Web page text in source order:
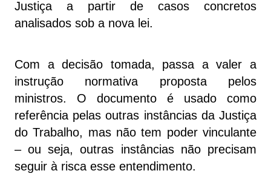
Justiça a partir de casos concretos
analisados sob a nova lei.
Com a decisão tomada, passa a valer a
instrução normativa proposta pelos
ministros. O documento é usado como
referência pelas outras instâncias da Justiça
do Trabalho, mas não tem poder vinculante
– ou seja, outras instâncias não precisam
seguir à risca esse entendimento.